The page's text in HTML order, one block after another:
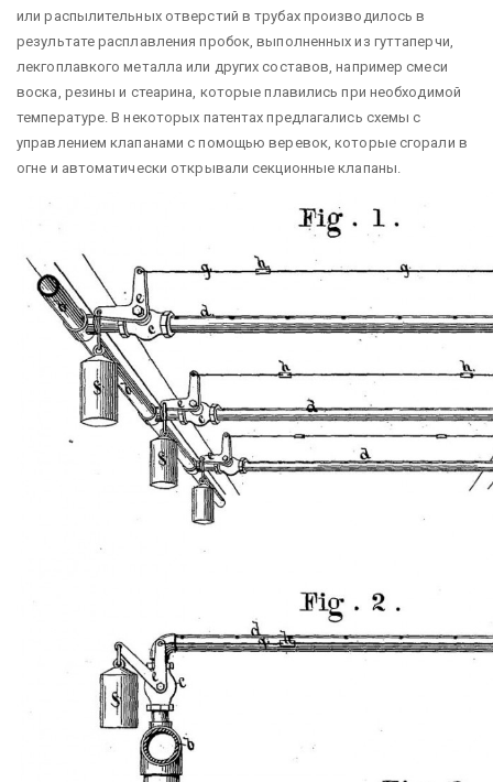
или распылительных отверстий в трубах производилось в
результате расплавления пробок, выполненных из гуттаперчи,
лекгоплавкого металла или других составов, например смеси
воска, резины и стеарина, которые плавились при необходимой
температуре. В некоторых патентах предлагались схемы с
управлением клапанами с помощью веревок, которые сгорали в
огне и автоматически открывали секционные клапаны.